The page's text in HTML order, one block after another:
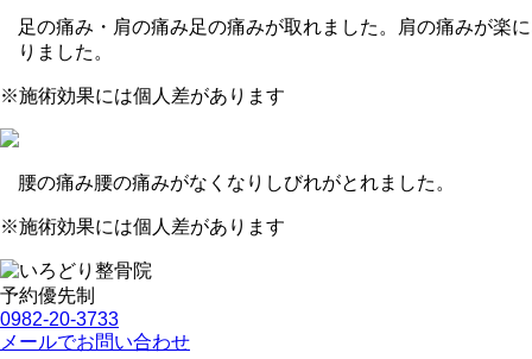
足の痛み・肩の痛み足の痛みが取れました。肩の痛みが楽
りました。
※施術効果には個人差があります
腰の痛み腰の痛みがなくなりしびれがとれました。
※施術効果には個人差があります
予約優先制
0982-20-3733
メールでお問い合わせ